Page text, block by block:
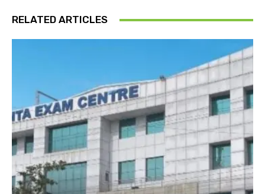
RELATED ARTICLES